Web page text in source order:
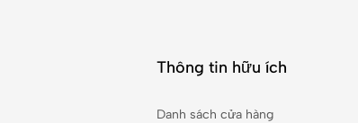
Thông tin hữu ích
Danh sách cửa hàng